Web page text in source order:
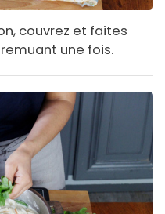
couvrez et faites
une fois.